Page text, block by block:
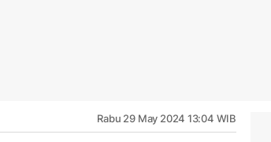
Rabu 29 May 2024 13:04 WIB